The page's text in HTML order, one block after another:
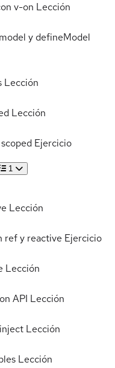
v-on Lección
y defineModel
Lección
Lección
Ejercicio
1
Lección
ref y reactive Ejercicio
Lección
API Lección
Lección
Lección